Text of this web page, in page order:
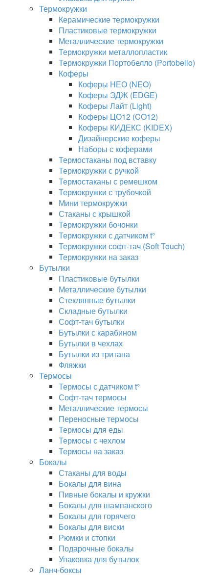
Термокружки
Керамические термокружки
Пластиковые термокружки
Металлические термокружки
Термокружки металлопластик
Термокружки Портобелло (Portobello)
Коферы
Коферы НЕО (NEO)
Коферы ЭДЖ (EDGE)
Коферы Лайт (Light)
Коферы ЦО12 (CO12)
Коферы КИДЕКС (KIDEX)
Дизайнерские коферы
Наборы с коферами
Термостаканы под вставку
Термокружки с ручкой
Термостаканы с ремешком
Термокружки с трубочкой
Мини термокружки
Стаканы с крышкой
Термокружки бочонки
Термокружки с датчиком t°
Термокружки софт-тач (Soft Touch)
Термокружки на заказ
Бутылки
Пластиковые бутылки
Металлические бутылки
Стеклянные бутылки
Складные бутылки
Софт-тач бутылки
Бутылки с карабином
Бутылки в чехлах
Бутылки из тритана
Фляжки
Термосы
Термосы с датчиком t°
Софт-тач термосы
Металлические термосы
Переносные термосы
Термосы для еды
Термосы с чехлом
Термосы на заказ
Бокалы
Стаканы для воды
Бокалы для вина
Пивные бокалы и кружки
Бокалы для шампанского
Бокалы для горячего
Бокалы для виски
Рюмки и стопки
Подарочные бокалы
Упаковка для бутылок
Ланч-боксы